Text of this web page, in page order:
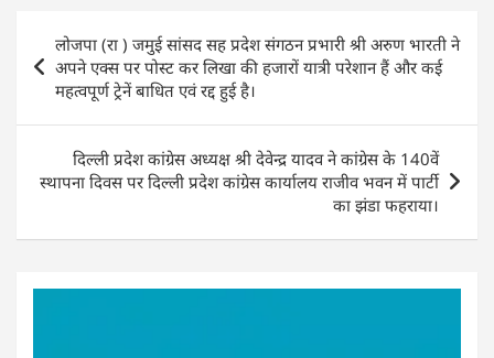
p
p
o
o
k
n
Post
navigation
लोजपा (रा ) जमुई सांसद सह प्रदेश संगठन प्रभारी श्री अरुण भारती ने
अपने एक्स पर पोस्ट कर लिखा की हजारों यात्री परेशान हैं और कई
महत्वपूर्ण ट्रेनें बाधित एवं रद्द हुई है।
दिल्ली प्रदेश कांग्रेस अध्यक्ष श्री देवेन्द्र यादव ने कांग्रेस के 140वें
स्थापना दिवस पर दिल्ली प्रदेश कांग्रेस कार्यालय राजीव भवन में पार्टी
का झंडा फहराया।